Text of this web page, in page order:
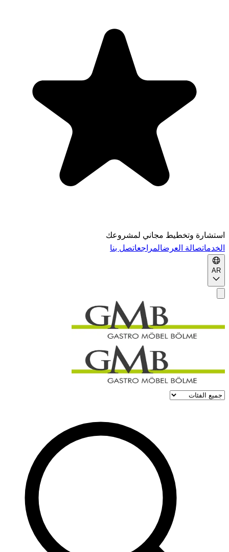
استشارة وتخطيط مجاني لمشروعك
الخدماتصالة العرضالمراجعاتصل بنا
AR